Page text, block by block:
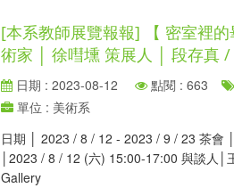
[本系教師展覽報報] 【 密室裡
術家 │ 徐嘒壎 策展人 │ 段存真
日期 : 2023-08-12 點閱 : 663
單位 : 美術系
日期 │ 2023 / 8 / 12 - 2023 / 9 / 23 茶會
│2023 / 8 / 12 (六) 15:00-17:00 與談人
Gallery